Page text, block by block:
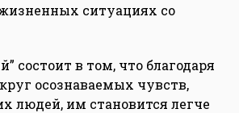
ситуациях со
состоит в том, что благодаря
осознаваемых чувств,
людей, им становится легче